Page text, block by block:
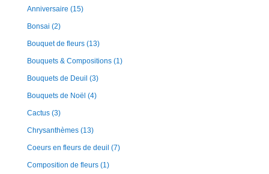
Anniversaire (15)
Bonsai (2)
Bouquet de fleurs (13)
Bouquets & Compositions (1)
Bouquets de Deuil (3)
Bouquets de Noël (4)
Cactus (3)
Chrysanthèmes (13)
Coeurs en fleurs de deuil (7)
Composition de fleurs (1)